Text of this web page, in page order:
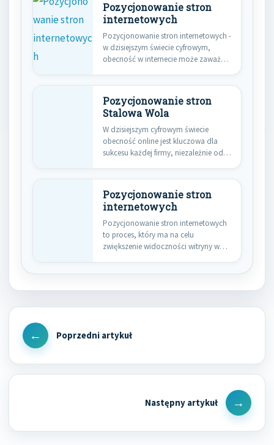
Pozycjonowanie stron
internetowych
Pozycjonowanie stron internetowych -
w dzisiejszym świecie cyfrowym,
obecność w internecie może zaważyć
Pozycjonowanie stron
Stalowa Wola
W dzisiejszym cyfrowym świecie
obecność online jest kluczowa dla
sukcesu każdej firmy, niezależnie od
Pozycjonowanie stron
internetowych
Pozycjonowanie stron internetowych
to proces, który ma na celu
zwiększenie widoczności witryny w
Nawigacja
wpisu
Previous
Next
Post